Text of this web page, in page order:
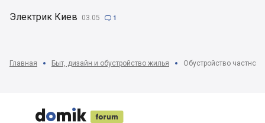
Электрик Киев 03.05  1
Главная Быт, дизайн и обустройство жилья Обустройство


 
